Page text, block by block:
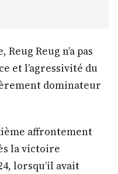
Reug n’a pas
et l’agressivité du
dominateur
affrontement
la victoire
lorsqu’il avait